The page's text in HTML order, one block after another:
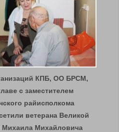
КПБ, ОО БРСМ,
с заместителем
райисполкома
ветерана Великой
Михаила Михайловича